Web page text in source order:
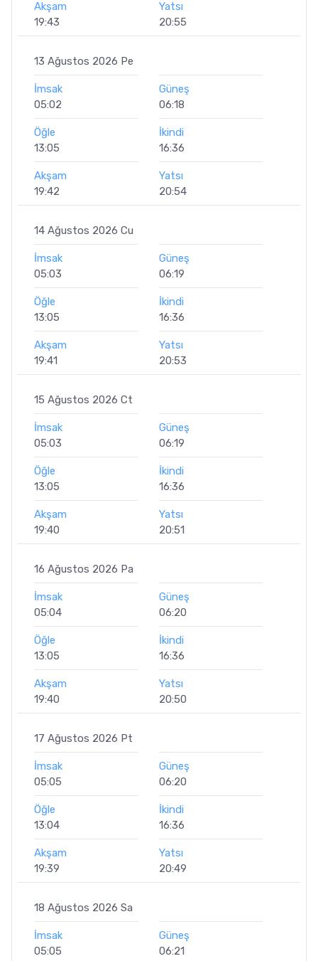
Akşam
19:43
Yatsı
20:55
13 Ağustos 2026 Pe
İmsak
05:02
Güneş
06:18
Öğle
13:05
İkindi
16:36
Akşam
19:42
Yatsı
20:54
14 Ağustos 2026 Cu
İmsak
05:03
Güneş
06:19
Öğle
13:05
İkindi
16:36
Akşam
19:41
Yatsı
20:53
15 Ağustos 2026 Ct
İmsak
05:03
Güneş
06:19
Öğle
13:05
İkindi
16:36
Akşam
19:40
Yatsı
20:51
16 Ağustos 2026 Pa
İmsak
05:04
Güneş
06:20
Öğle
13:05
İkindi
16:36
Akşam
19:40
Yatsı
20:50
17 Ağustos 2026 Pt
İmsak
05:05
Güneş
06:20
Öğle
13:04
İkindi
16:36
Akşam
19:39
Yatsı
20:49
18 Ağustos 2026 Sa
İmsak
05:05
Güneş
06:21